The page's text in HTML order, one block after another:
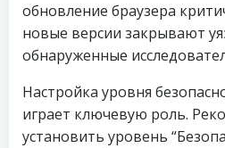
обновление браузера
новые версии закрывают
обнаруженные
Настройка уровня
играет ключевую роль.
установить уровень